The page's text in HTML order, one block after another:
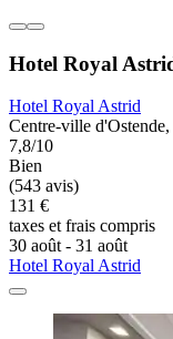
Hotel Royal
Hotel Royal Astrid
Centre-ville
7,8/10
Bien
(543 avis)
131 €
taxes et frais compris
30 août - 31 août
Hotel Royal Astrid